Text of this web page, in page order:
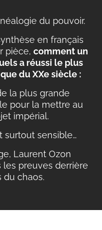
du pouvoir.
en français
pièce, comment un
a réussi le plus
du XXe siècle :
la plus grande
pour la mettre au
impérial.
surtout sensible…
Laurent Ozon
preuves derrière
du chaos.